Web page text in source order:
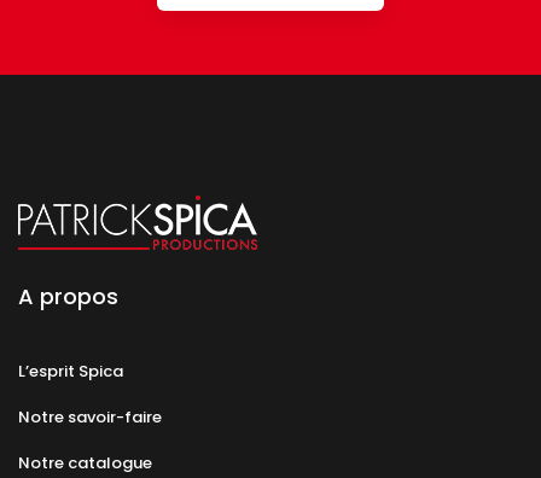
A propos
L’esprit Spica
Notre savoir-faire
Notre catalogue